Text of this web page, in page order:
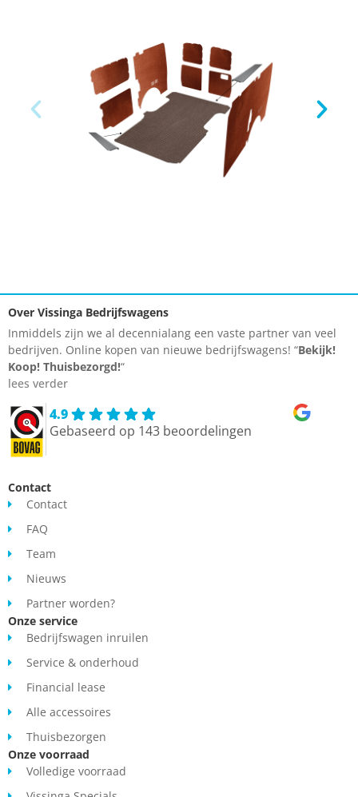
Over Vissinga Bedrijfswagens
Inmiddels zijn we al decennialang een vaste partner van veel
bedrijven. Online kopen van nieuwe bedrijfswagens! “Bekijk!
Koop! Thuisbezorgd!“
lees verder
4.9
Gebaseerd op 143 beoordelingen
Contact
Contact
FAQ
Team
Nieuws
Partner worden?
Onze service
Bedrijfswagen inruilen
Service & onderhoud
Financial lease
Alle accessoires
Thuisbezorgen
Onze voorraad
Volledige voorraad